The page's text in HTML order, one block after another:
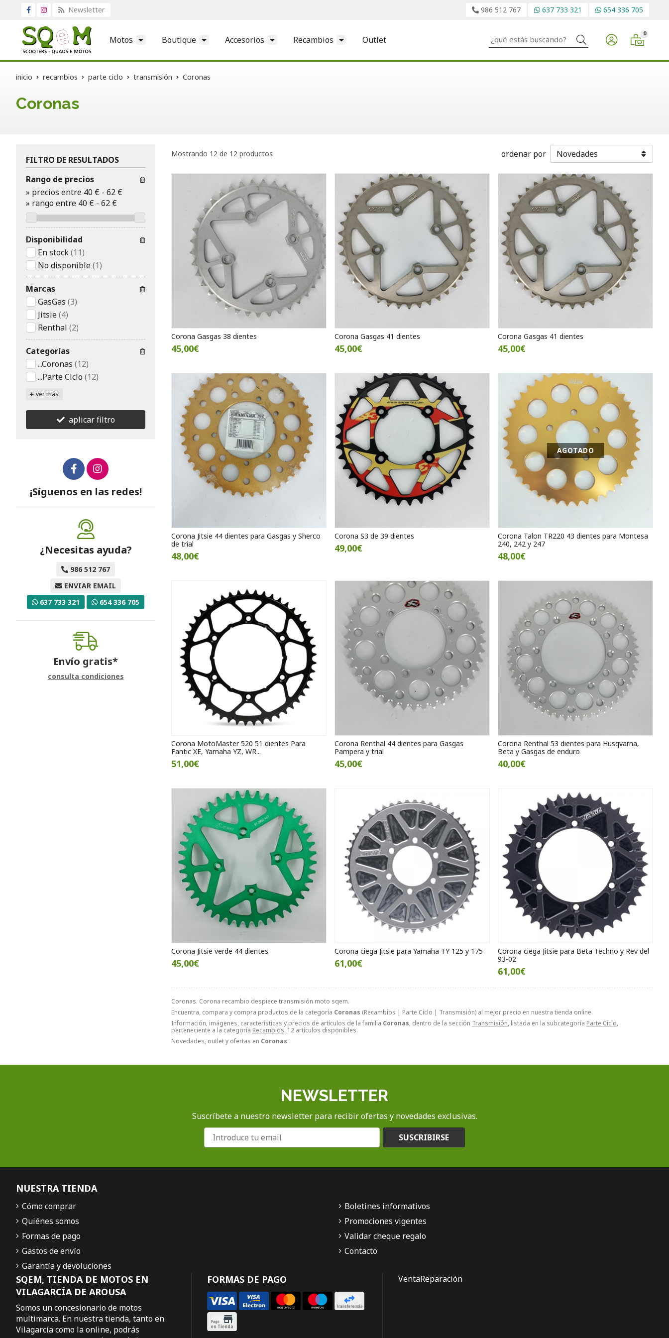
Newsletter 986 512 767 637 733 321 654 336 705
Motos Boutique Accesorios Recambios Outlet Buscar 0
inicio recambios parte ciclo transmisión Coronas
Coronas
Coronas. Corona recambio despiece transmisión moto sqem.
Encuentra, compara y compra productos de la categoría Coronas (Recambios | Parte Ciclo | Transmisión) al mejor precio en nuestra tienda online.
Información, imágenes, características y precios de artículos de la familia Coronas, dentro de la sección Transmisión, listada en la subcategoría Parte Ciclo,
perteneciente a la categoría Recambios. 12 artículos disponibles.
Novedades, outlet y ofertas en Coronas.
Mostrando 12 de 12 productos ordenar por
Corona Gasgas 38 dientes
45,00€
Corona Gasgas 41 dientes
45,00€
Corona Gasgas 41 dientes
45,00€
Corona Jitsie 44 dientes para Gasgas y Sherco
de trial
48,00€
Corona S3 de 39 dientes
49,00€
AGOTADO
Corona Talon TR220 43 dientes para Montesa
240, 242 y 247
48,00€
Corona MotoMaster 520 51 dientes Para
Fantic XE, Yamaha YZ, WR...
51,00€
Corona Renthal 44 dientes para Gasgas
Pampera y trial
45,00€
Corona Renthal 53 dientes para Husqvarna,
Beta y Gasgas de enduro
40,00€
Corona Jitsie verde 44 dientes
45,00€
Corona ciega Jitsie para Yamaha TY 125 y 175
61,00€
Corona ciega Jitsie para Beta Techno y Rev del
93-02
61,00€
FILTRO DE RESULTADOS
Rango de precios
» precios entre 40 € - 62 €
» rango entre 40 € - 62 €
Disponibilidad
En stock(11)
No disponible(1)
Marcas
GasGas (3)
Jitsie(4)
Renthal (2)
Categorías
...Coronas (12)
...Parte Ciclo (12)
ver más
aplicar filtro
¡Síguenos en las redes!
¿Necesitas ayuda?
986 512 767
ENVIAR EMAIL
637 733 321
654 336 705
Envío gratis*
consulta condiciones
NEWSLETTER
Suscríbete a nuestro newsletter para recibir ofertas y novedades exclusivas.
SUSCRIBIRSE
SQEM, TIENDA DE MOTOS EN
VILAGARCÍA DE AROUSA
Somos un concesionario de motos
multimarca. En nuestra tienda, tanto en
Vilagarcía como la online, podrás
FORMAS DE PAGO
NUESTRA TIENDA
Cómo comprar
Quiénes somos
Formas de pago
Gastos de envío
Garantía y devoluciones
Boletines informativos
Promociones vigentes
Validar cheque regalo
Contacto
VentaReparación